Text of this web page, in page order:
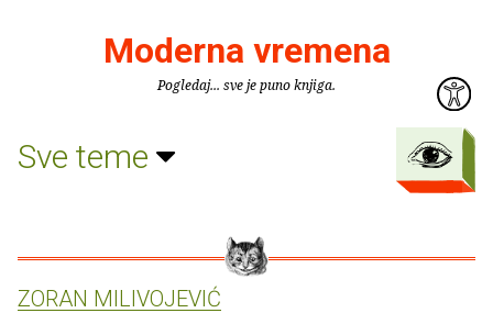
Moderna vremena
Pogledaj... sve je puno knjiga.
Sve teme
ZORAN MILIVOJEVIĆ